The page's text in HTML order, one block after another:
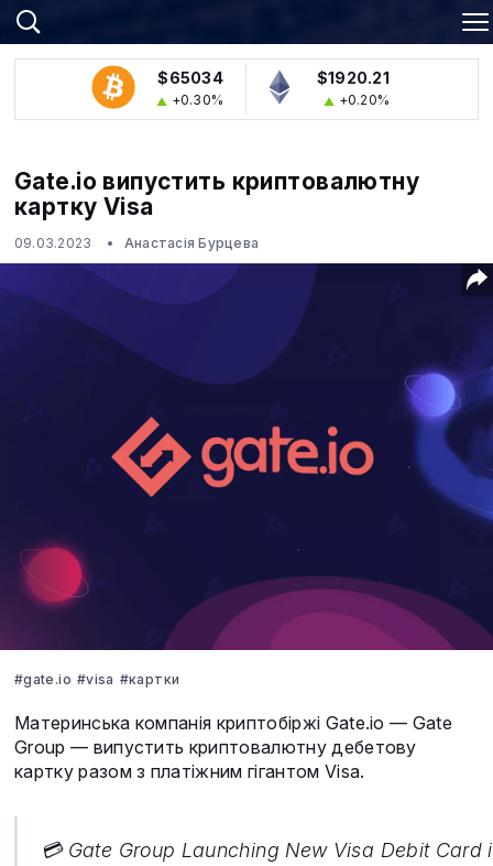
$65034
+0.30%
$1920.21
+0.20%
Gate.io випустить криптовалютну
картку Visa
09.03.2023 Анастасія Бурцева
#gate.io #visa #картки
Материнська компанія криптобіржі Gate.io — Gate
Group — випустить криптовалютну дебетову
картку разом з платіжним гігантом Visa.
💳 Gate Group Launching New Visa Debit Card